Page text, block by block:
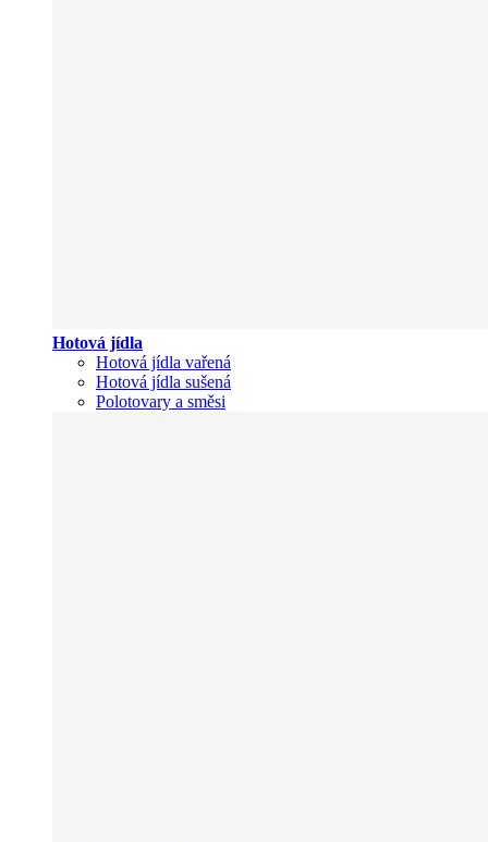
Hotová jídla
Hotová jídla vařená
Hotová jídla sušená
Polotovary a směsi